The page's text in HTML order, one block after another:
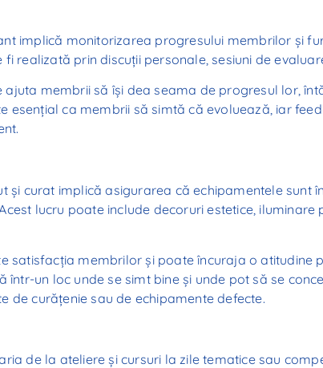
implică monitorizarea progresului membrilor și
realizată prin discuții personale, sesiuni de
membrii să își dea seama de progresul lor,
esențial ca membrii să simtă că evoluează, iar
și curat implică asigurarea că echipamentele sunt
lucru poate include decoruri estetice,
satisfacția membrilor și poate încuraja o atitudine
într-un loc unde se simt bine și unde pot să se
de curățenie sau de echipamente defecte.
de la ateliere și cursuri la zile tematice sau